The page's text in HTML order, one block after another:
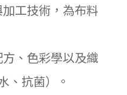
工技術，為布料
、色彩學以及織
、抗菌）。